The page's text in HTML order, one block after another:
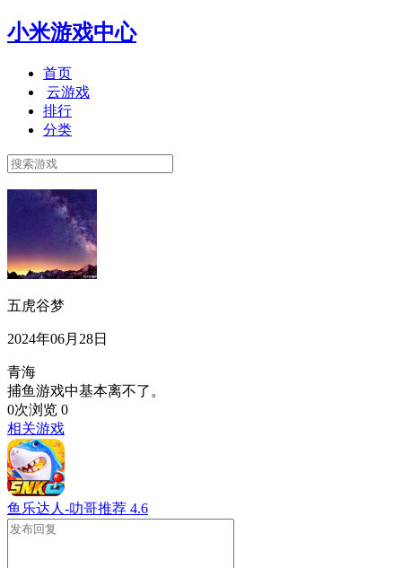
小米游戏中心
首页
云游戏
排行
分类
五虎谷梦
2024年06月28日
青海
捕鱼游戏中基本离不了。
0次浏览 0
相关游戏
鱼乐达人-叻哥推荐 4.6